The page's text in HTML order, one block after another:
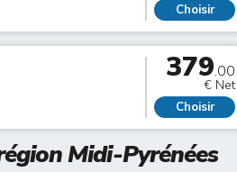
Choisir
379.00
€ Net
Choisir
Midi-Pyrénées